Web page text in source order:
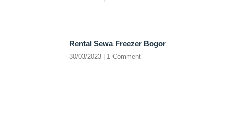
Rental Sewa Freezer Bogor
30/03/2023 1 Comment